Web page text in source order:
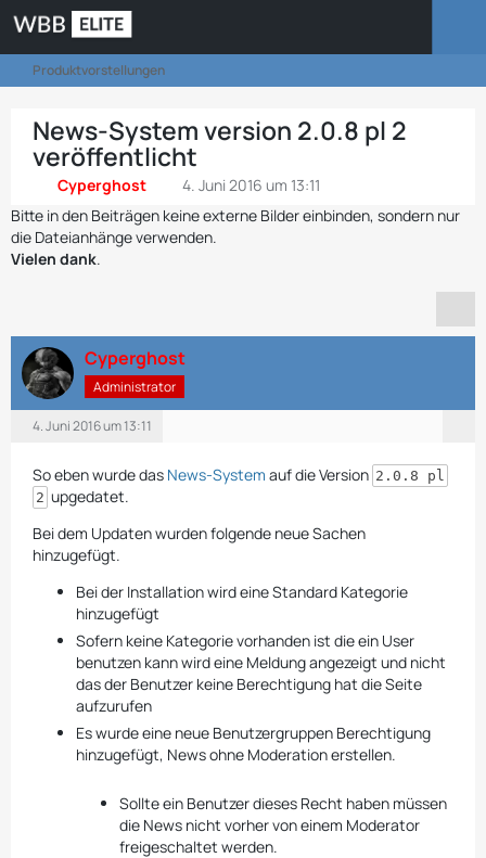
Produktvorstellungen
News-System version 2.0.8 pl 2
veröffentlicht
Cyperghost
4. Juni 2016 um 13:11
Bitte in den Beiträgen keine externe Bilder einbinden, sondern nur
die Dateianhänge verwenden.
Vielen dank.
Cyperghost
Administrator
4. Juni 2016 um 13:11
So eben wurde das News-System auf die Version 2.0.8 pl
2 upgedatet.
Bei dem Updaten wurden folgende neue Sachen
hinzugefügt.
Bei der Installation wird eine Standard Kategorie
hinzugefügt
Sofern keine Kategorie vorhanden ist die ein User
benutzen kann wird eine Meldung angezeigt und nicht
das der Benutzer keine Berechtigung hat die Seite
aufzurufen
Es wurde eine neue Benutzergruppen Berechtigung
hinzugefügt, News ohne Moderation erstellen.
Sollte ein Benutzer dieses Recht haben müssen
die News nicht vorher von einem Moderator
freigeschaltet werden.